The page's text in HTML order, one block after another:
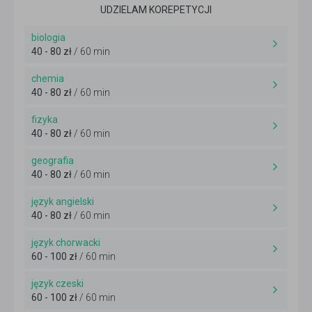
UDZIELAM KOREPETYCJI
biologia
40 - 80 zł/ 60 min
chemia
40 - 80 zł/ 60 min
fizyka
40 - 80 zł/ 60 min
geografia
40 - 80 zł/ 60 min
język angielski
40 - 80 zł/ 60 min
język chorwacki
60 - 100 zł/ 60 min
język czeski
60 - 100 zł/ 60 min